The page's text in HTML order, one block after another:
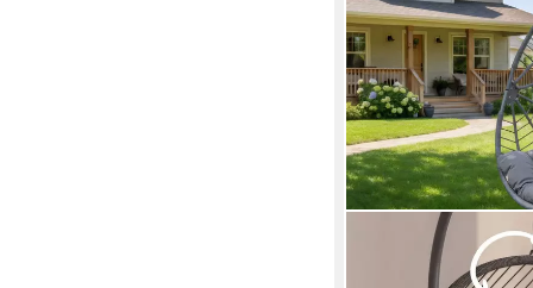
Hängesessel
belastbar bis 130 kg